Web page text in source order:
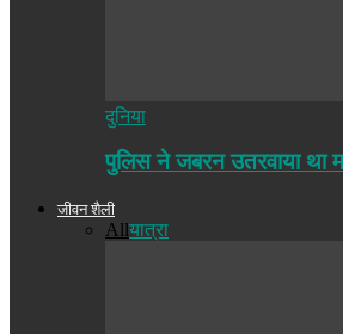
दुनिया
पुलिस ने जबरन उतरवाया था
जीवन शैली
Allयात्रा